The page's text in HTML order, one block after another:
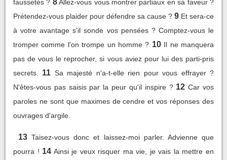
faussetés ? 8 Allez-vous vous montrer partiaux en sa faveur ?
Prétendez-vous plaider pour défendre sa cause ? 9 Et sera-ce
à votre avantage s'il sonde vos pensées ? Comptez-vous le
tromper comme l'on trompe un homme ? 10 Il ne manquera
pas de vous le reprocher, si vous aviez pour lui des parti-pris
secrets.
11 Sa majesté n'a-t-elle rien pour vous effrayer ?
N'êtes-vous pas saisis par la peur qu'il inspire ? 12 Car vos
paroles ne sont que maximes de cendre et vos réponses des
ouvrages d'argile.
13 Taisez-vous donc et laissez-moi parler. Advienne que
pourra ! 14 Ainsi je veux risquer ma vie, je vais la mettre en